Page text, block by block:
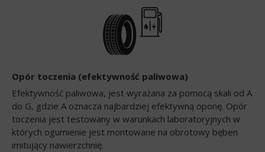
Opór toczenia (efektywność paliwowa)
Efektywność paliwowa, jest wyrażana za pomocą skali od A
do G, gdzie A oznacza najbardziej efektywną oponę. Opór
toczenia jest testowany w warunkach laboratoryjnych w
których ogumienie jest montowane na obrotowy bęben
imitujący nawierzchnię.